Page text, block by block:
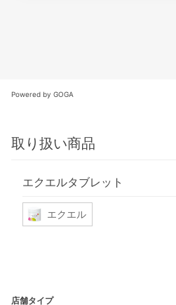
Powered by GOGA
取り扱い商品
エクエルタブレット
エクエル
店舗タイプ